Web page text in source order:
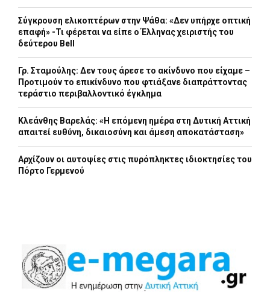
Σύγκρουση ελικοπτέρων στην Ψάθα: «Δεν υπήρχε οπτική
επαφή» -Τι φέρεται να είπε ο Έλληνας χειριστής του
δεύτερου Bell
Γρ. Σταμούλης: Δεν τους άρεσε το ακίνδυνο που είχαμε –
Προτιμούν το επικίνδυνο που φτιάξανε διαπράττοντας
τεράστιο περιβαλλοντικό έγκλημα
Κλεάνθης Βαρελάς: «Η επόμενη ημέρα στη Δυτική Αττική
απαιτεί ευθύνη, δικαιοσύνη και άμεση αποκατάσταση»
Αρχίζουν οι αυτοψίες στις πυρόπληκτες ιδιοκτησίες του
Πόρτο Γερμενού